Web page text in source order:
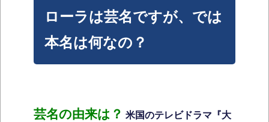
ローラは芸名ですが、では
本名は何なの？
芸名の由来は？ 米国のテレビドラマ『大